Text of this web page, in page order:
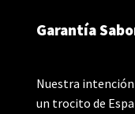
Garantía
Nuestra
un trocito de